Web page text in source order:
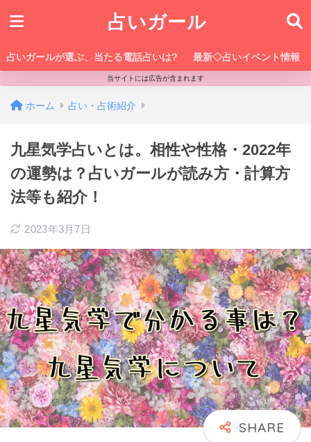
占いガール
占いガールが選ぶ、当たる電話占いは? 最新◇占いイベント情報
当サイトには広告が含まれます
ホーム 占い・占術紹介
九星気学占いとは。相性や性格・2022年
の運勢は？占いガールが読み方・計算方
法等も紹介！
2023年3月7日